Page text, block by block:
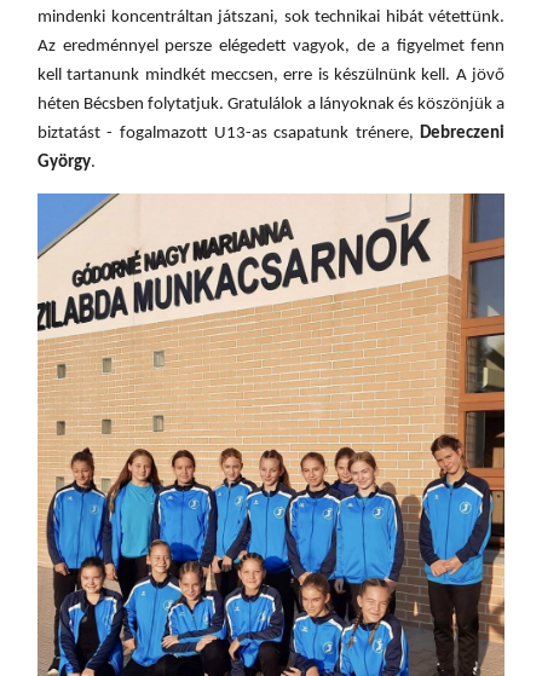
mindenki koncentráltan játszani, sok technikai hibát vétettünk.
Az eredménnyel persze elégedett vagyok, de a figyelmet fenn
kell tartanunk mindkét meccsen,erre is készülnünk kell. A jövő
héten Bécsben folytatjuk. Gratulálok a lányoknak és köszönjük a
biztatást - fogalmazott U13-as csapatunk trénere,Debreczeni
György.